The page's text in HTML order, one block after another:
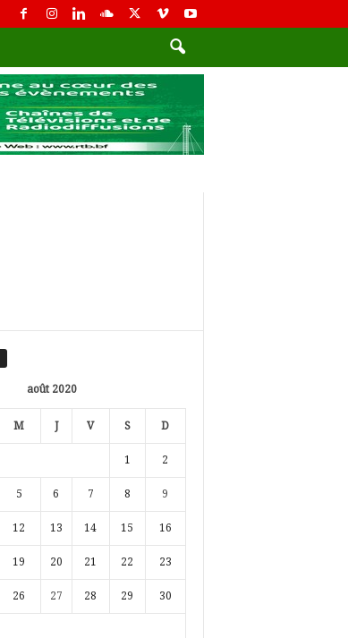
août 2020
M J V S D
1 2
5 6 7 8 9
12 13 14 15 16
19 20 21 22 23
26 27 28 29 30